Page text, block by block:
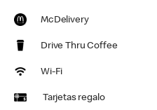
McDelivery
Drive Thru Coffee
Wi-Fi
Tarjetas regalo